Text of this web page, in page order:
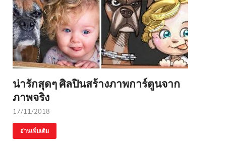
น่ารักสุดๆ ศิลปินสร้างภาพการ์ตูนจาก
ภาพจริง
17/11/2018
อ่านเพิ่มเติม